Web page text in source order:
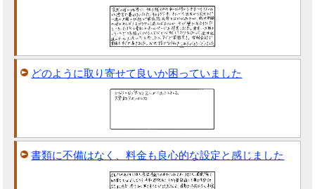
どのように取り寄せて良いか困っていました
書類に不備はなく、料金も良心的な設定と感じました